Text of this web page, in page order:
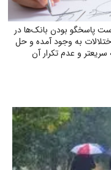
پاسخگو بودن بانک‌ها در
به وجود آمده و حل
و عدم تکرار آن